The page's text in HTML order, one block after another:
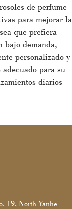
de perfume
para mejorar la
que prefiera
bajo demanda,
personalizado y
para su
diarios
19, North Yanhe